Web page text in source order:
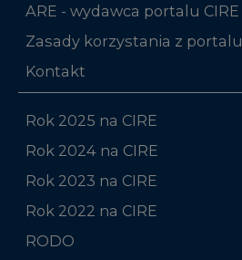
ARE - wydawca portalu CIRE
Zasady korzystania z portalu
Kontakt
Rok 2025 na CIRE
Rok 2024 na CIRE
Rok 2023 na CIRE
Rok 2022 na CIRE
RODO